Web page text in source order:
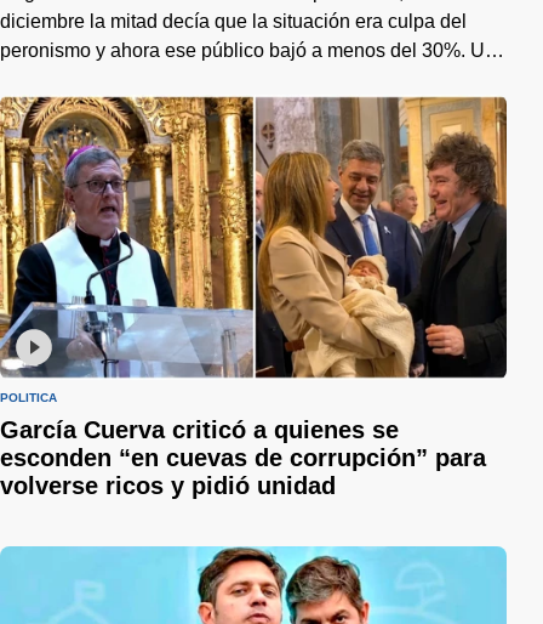
diciembre la mitad decía que la situación era culpa del
peronismo y ahora ese público bajó a menos del 30%. Un
2027.
POLÍTICA
García Cuerva criticó a quienes se
esconden “en cuevas de corrupción” para
volverse ricos y pidió unidad